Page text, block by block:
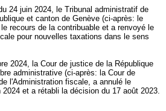
24 juin 2024, le Tribunal administratif de
et canton de Genève (ci-après: le
recours de la contribuable et a renvoyé le
pour nouvelles taxations dans le sens
2024, la Cour de justice de la République
administrative (ci-après: la Cour de
l'Administration fiscale, a annulé le
et a rétabli la décision du 17 août 2023.